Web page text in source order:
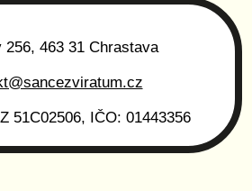
256, 463 31 Chrastava
51C02506, IČO: 01443356